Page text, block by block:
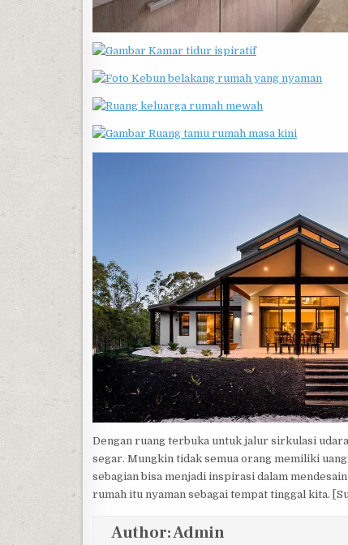
Dengan ruang terbuka untuk jalur sirkulasi
segar. Mungkin tidak semua orang memiliki
sebagian bisa menjadi inspirasi dalam
rumah itu nyaman sebagai tempat tinggal kita.
Author:Admin